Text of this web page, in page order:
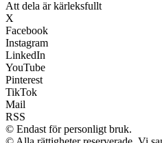
Att dela är kärleksfullt
X
Facebook
Instagram
LinkedIn
YouTube
Pinterest
TikTok
Mail
RSS
© Endast för personligt bruk.